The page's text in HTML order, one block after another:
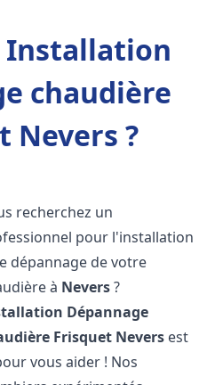
Installation
chaudière
Nevers ?
recherchez un
pour l'installation
dépannage de votre
à Nevers?
Dépannage
Frisquet Nevers est
vous aider ! Nos